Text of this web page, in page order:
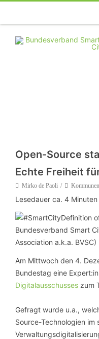
Open-Source
Echte Freiheit
Mirko de Paoli Kommunen
Lesedauer ca. 4 Minuten
Am Mittwoch den 4.
Bundestag eine
Digitalausschusses zum
Gefragt wurde u.a.,
Source-Technologien